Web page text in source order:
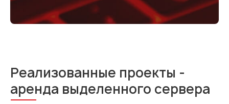
Реализованные проекты -
аренда выделенного сервера